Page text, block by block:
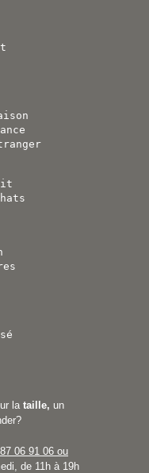
la taille, un
06 91 06 ou
de 11h à 19h